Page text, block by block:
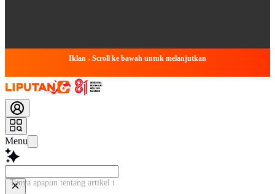
Iklan - Scroll ke bawah untuk melanjutkan
Menu
Tanya apapun tentang artikel ini...